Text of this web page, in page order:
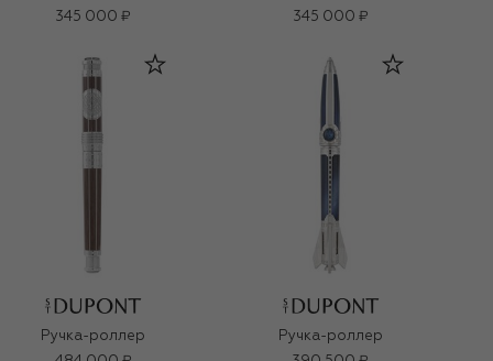
345 000 ₽
345 000 ₽
Ручка-роллер
Ручка-роллер